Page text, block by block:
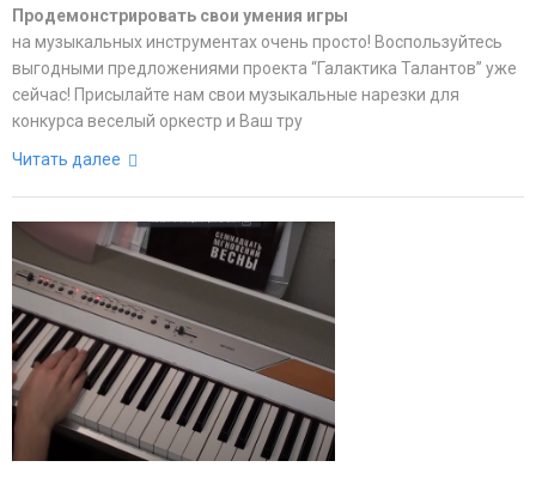
Продемонстрировать свои умения игры
на музыкальных инструментах очень просто! Воспользуйтесь
выгодными предложениями проекта “Галактика Талантов” уже
сейчас! Присылайте нам свои музыкальные нарезки для
конкурса веселый оркестр и Ваш тру
Читать далее